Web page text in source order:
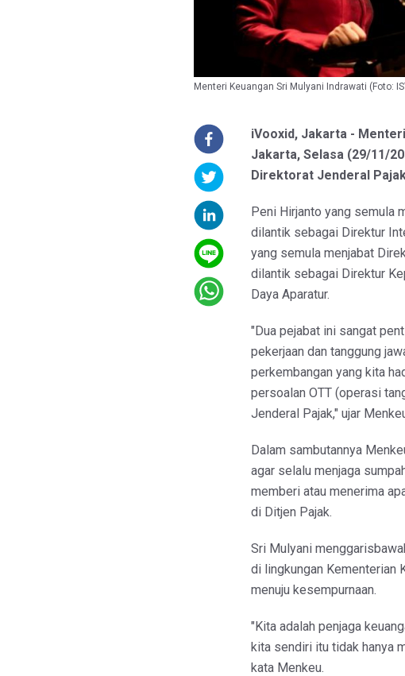
Menteri Keuangan Sri Mulyani Indrawati (Foto:
iVooxid, Jakarta -
Jakarta, Selasa (29/11/
Direktorat Jenderal
Peni Hirjanto yang semula
dilantik sebagai Direktur
yang semula menjabat
dilantik sebagai Direktur
Daya Aparatur.
"Dua pejabat ini sangat
pekerjaan dan tanggung
perkembangan yang kita
persoalan OTT (operasi
Jenderal Pajak," ujar
Dalam sambutannya
agar selalu menjaga
memberi atau menerima
di Ditjen Pajak.
Sri Mulyani
di lingkungan Kementerian
menuju kesempurnaan.
"Kita adalah penjaga
kita sendiri itu tidak hanya
kata Menkeu.